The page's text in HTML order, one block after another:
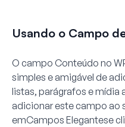
Usando o Campo
O campo Conteúdo no
simples e amigável de
listas, parágrafos e mídia
adicionar este campo ao
emCampos Elegantese